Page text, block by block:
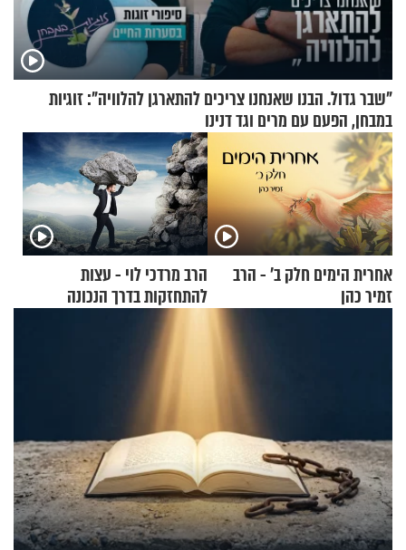
"שבר גדול. הבנו שאנחנו צריכים להתארגן להלוויה": זוגיות
במבחן, הפעם עם מרים וגד דנינו
אחרית הימים חלק ב’ - הרב
זמיר כהן
הרב מרדכי לוי - עצות
להתחזקות בדרך הנכונה